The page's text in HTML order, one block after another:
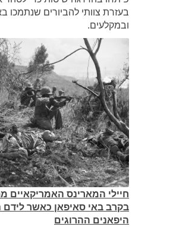
בעזרת צוותי להביורים שנתמכו
ובמקלעים.
חיילי המארינס האמריקאיים
בקרב באי סאיפאן כאשר לידם
היפאנים ההרוגים